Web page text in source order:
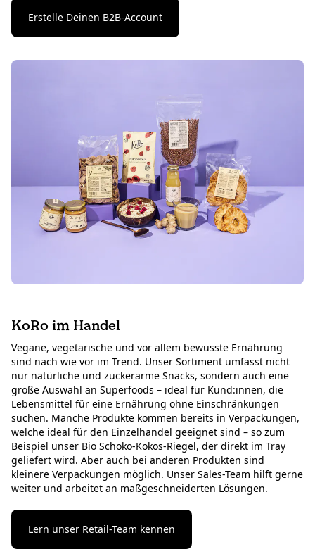
Erstelle Deinen B2B-Account
KoRo im Handel
Vegane, vegetarische und vor allem bewusste Ernährung
sind nach wie vor im Trend. Unser Sortiment umfasst nicht
nur natürliche und zuckerarme Snacks, sondern auch eine
große Auswahl an Superfoods – ideal für Kund:innen, die
Lebensmittel für eine Ernährung ohne Einschränkungen
suchen. Manche Produkte kommen bereits in Verpackungen,
welche ideal für den Einzelhandel geeignet sind – so zum
Beispiel unser Bio Schoko-Kokos-Riegel, der direkt im Tray
geliefert wird. Aber auch bei anderen Produkten sind
kleinere Verpackungen möglich. Unser Sales-Team hilft gerne
weiter und arbeitet an maßgeschneiderten Lösungen.
Lern unser Retail-Team kennen